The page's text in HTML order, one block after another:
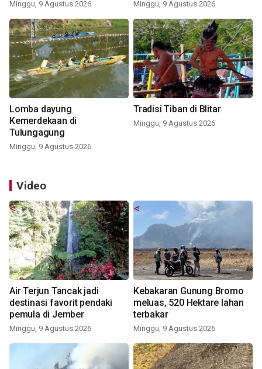
Minggu, 9 Agustus 2026 Minggu, 9 Agustus 2026
Lomba dayung
Kemerdekaan di
Tulungagung
Minggu, 9 Agustus 2026
Tradisi Tiban di Blitar
Minggu, 9 Agustus 2026
Video
Air Terjun Tancak jadi
destinasi favorit pendaki
pemula di Jember
Minggu, 9 Agustus 2026
Kebakaran Gunung Bromo
meluas, 520 Hektare lahan
terbakar
Minggu, 9 Agustus 2026